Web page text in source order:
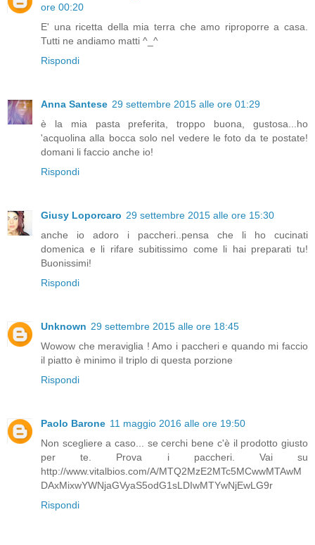
ore 00:20
E' una ricetta della mia terra che amo riproporre a casa.
Tutti ne andiamo matti ^_^
Rispondi
Anna Santese 29 settembre 2015 alle ore 01:29
è la mia pasta preferita, troppo buona, gustosa...ho
'acquolina alla bocca solo nel vedere le foto da te postate!
domani li faccio anche io!
Rispondi
Giusy Loporcaro 29 settembre 2015 alle ore 15:30
anche io adoro i paccheri..pensa che li ho cucinati
domenica e li rifare subitissimo come li hai preparati tu!
Buonissimi!
Rispondi
Unknown 29 settembre 2015 alle ore 18:45
Wowow che meraviglia ! Amo i paccheri e quando mi faccio
il piatto è minimo il triplo di questa porzione
Rispondi
Paolo Barone 11 maggio 2016 alle ore 19:50
Non scegliere a caso... se cerchi bene c'è il prodotto giusto
per te. Prova i paccheri. Vai su
http://www.vitalbios.com/A/MTQ2MzE2MTc5MCwwMTAwM
DAxMixwYWNjaGVyaS5odG1sLDIwMTYwNjEwLG9r
Rispondi